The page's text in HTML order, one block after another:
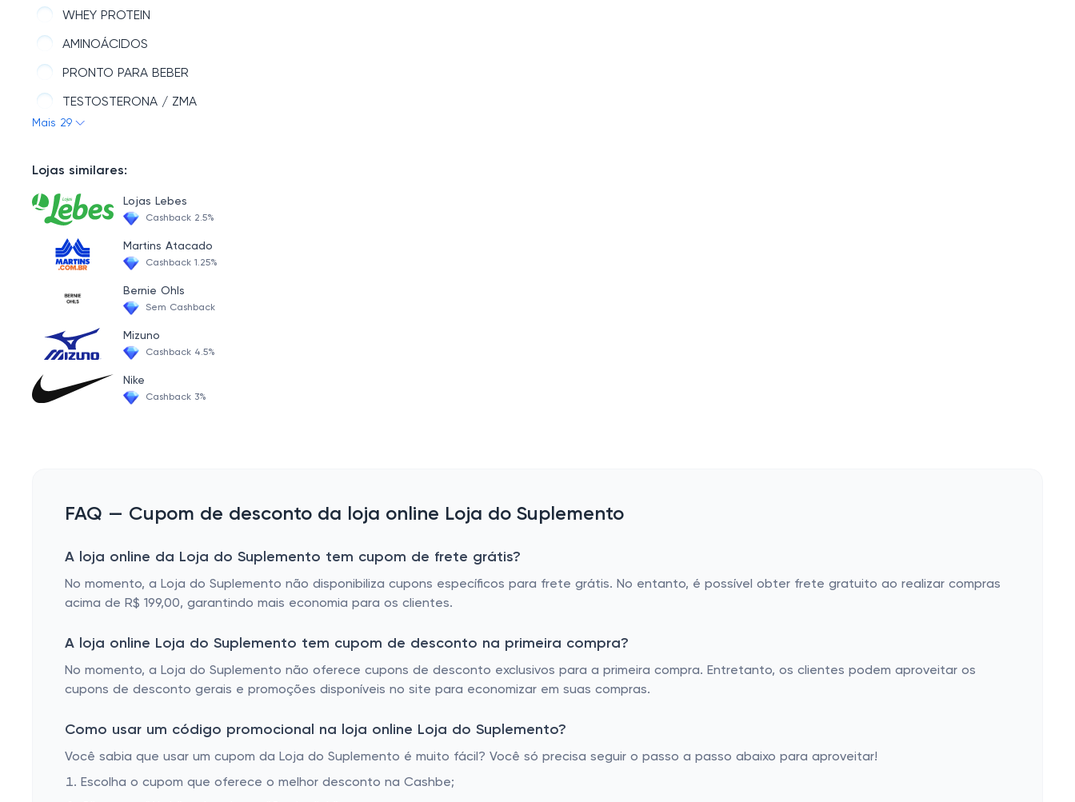
WHEY PROTEIN
AMINOÁCIDOS
PRONTO PARA BEBER
TESTOSTERONA / ZMA
AMINOACIDOS PACKS
PROTEÍNA VEGANA
BCAA
PROTEINAS SOJA
WHEY PROTEIN CONCENTRADO
AMINOS LÍQUIDOS
BARRAS VEGANAS
CASEÍNA
PRÉ HORMONAIS
GLUTAMINA
PROTEINAS BARRAS
PROTEÍNA DA CARNE
ALBUMINA
Mais 29
Lojas similares:
Lojas Lebes
Cashback 2.5%
Martins Atacado
Cashback 1.25%
Bernie Ohls
Sem Cashback
Mizuno
Cashback 4.5%
Nike
Cashback 3%
FAQ — Cupom de desconto da loja online Loja do Suplemento
A loja online da Loja do Suplemento tem cupom de frete grátis?
No momento, a Loja do Suplemento não disponibiliza cupons específicos para frete grátis. No entanto, é possível obter frete gratuito ao realizar compras
acima de R$ 199,00, garantindo mais economia para os clientes.
A loja online Loja do Suplemento tem cupom de desconto na primeira compra?
No momento, a Loja do Suplemento não oferece cupons de desconto exclusivos para a primeira compra. Entretanto, os clientes podem aproveitar os
cupons de desconto gerais e promoções disponíveis no site para economizar em suas compras.
Como usar um código promocional na loja online Loja do Suplemento?
Você sabia que usar um cupom da Loja do Suplemento é muito fácil? Você só precisa seguir o passo a passo abaixo para aproveitar!
Escolha o cupom que oferece o melhor desconto na Cashbe;